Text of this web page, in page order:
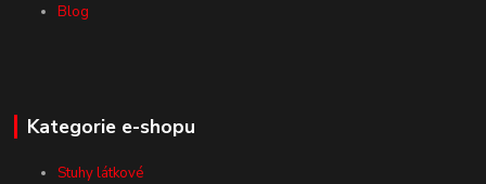
Blog
Kategorie e-shopu
Stuhy látkové